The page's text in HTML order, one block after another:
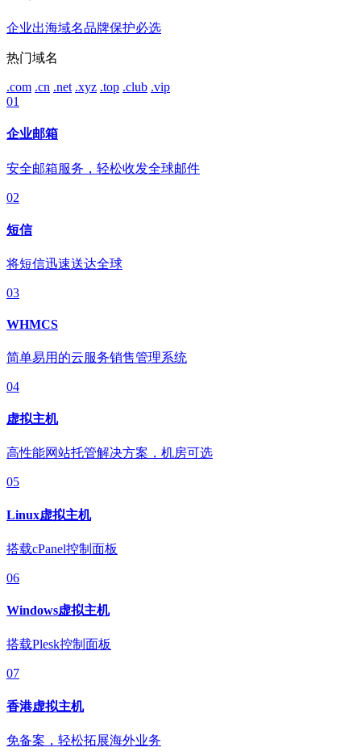
企业出海域名品牌保护必选
热门域名
.com .cn .net .xyz .top .club .vip
01
企业邮箱
安全邮箱服务，轻松收发全球邮件
02
短信
将短信迅速送达全球
03
WHMCS
简单易用的云服务销售管理系统
04
虚拟主机
高性能网站托管解决方案，机房可选
05
Linux虚拟主机
搭载cPanel控制面板
06
Windows虚拟主机
搭载Plesk控制面板
07
香港虚拟主机
免备案，轻松拓展海外业务